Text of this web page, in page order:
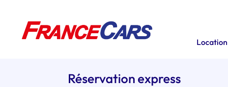
Réservation express